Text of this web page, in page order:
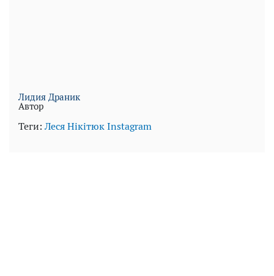
Лидия Драник
Автор
Теги: Леся НікітюкInstagram